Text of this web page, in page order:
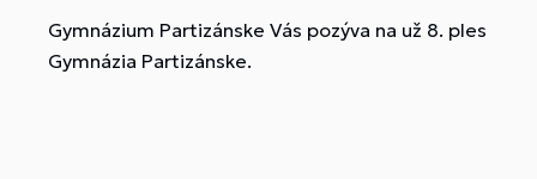
Gymnázium Partizánske Vás pozýva na už 8. ples
Gymnázia Partizánske.